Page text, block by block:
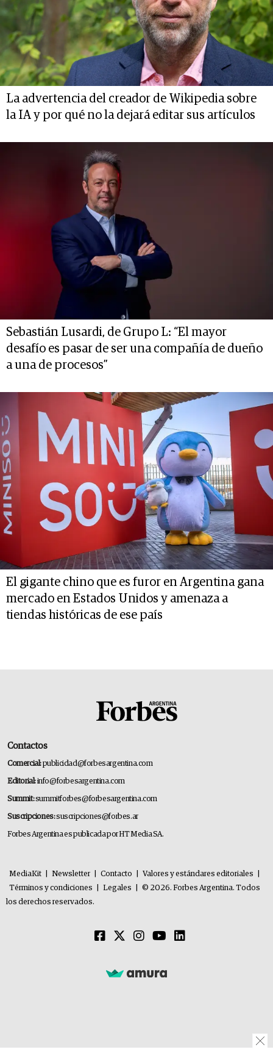
La advertencia del creador de Wikipedia sobre
la IA y por qué no la dejará editar sus artículos
Sebastián Lusardi, de Grupo L: “El mayor
desafío es pasar de ser una compañía de dueño
a una de procesos”
El gigante chino que es furor en Argentina gana
mercado en Estados Unidos y amenaza a
tiendas históricas de ese país
Contactos
Comercial:publicidad@forbesargentina.com
Editorial:info@forbesargentina.com
Summit:summitforbes@forbesargentina.com
Suscripciones:suscripciones@forbes.ar
Forbes Argentina es publicada por HT Media SA.
MediaKit Newsletter Contacto Valores y estándares editoriales
Términos y condiciones
Legales
© 2026. Forbes Argentina. Todos
los derechos reservados.